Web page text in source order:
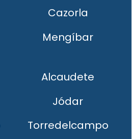
Cazorla
Mengíbar
Alcaudete
Jódar
Torredelcampo